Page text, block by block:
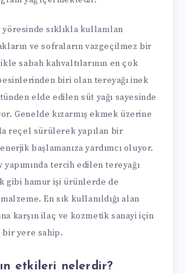
sıklıkla kullanılan
ve sofraların vazgeçilmez bir
sabah kahvaltılarının en çok
biri olan tereyağı inek
elde edilen süt yağı sayesinde
Genelde kızarmış ekmek üzerine
reçel sürülerek yapılan bir
başlamanıza yardımcı oluyor.
yapımında tercih edilen tereyağı
gibi hamur işi ürünlerde de
En sık kullanıldığı alan
karşın ilaç ve kozmetik sanayi için
yere sahip.
etkileri nelerdir?